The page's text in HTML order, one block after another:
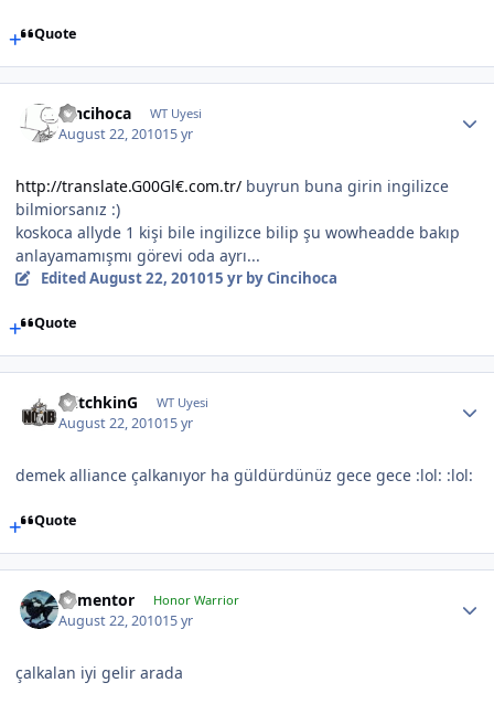
Quote
Cincihoca WT Uyesi
August 22, 201015 yr
http://translate.G00Gl€.com.tr/ buyrun buna girin ingilizce
bilmiorsanız :)
koskoca allyde 1 kişi bile ingilizce bilip şu wowheadde bakıp
anlayamamışmı görevi oda ayrı...
EditedAugust 22, 201015 yrby Cincihoca
Quote
WitchkinG WT Uyesi
August 22, 201015 yr
demek alliance çalkanıyor ha güldürdünüz gece gece :lol: :lol:
Quote
dementor Honor Warrior
August 22, 201015 yr
çalkalan iyi gelir arada